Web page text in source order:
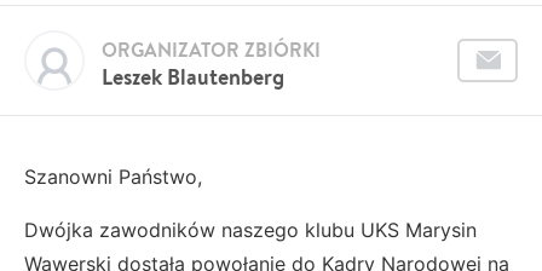
Leszek Blautenberg
ORGANIZATOR ZBIÓRKI
Szanowni Państwo,
Dwójka zawodników naszego klubu UKS Marysin
Wawerski dostała powołanie do Kadry Narodowej na